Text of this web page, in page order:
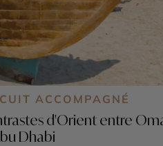
ACCOMPAGNÉ
d'Orient entre
Dhabi